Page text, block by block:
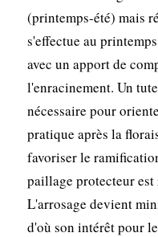
(printemps-été) mais
s'effectue au
avec un apport de
l'enracinement. Un
nécessaire pour
pratique après la
favoriser le
paillage protecteur est
L'arrosage devient
d'où son intérêt pour